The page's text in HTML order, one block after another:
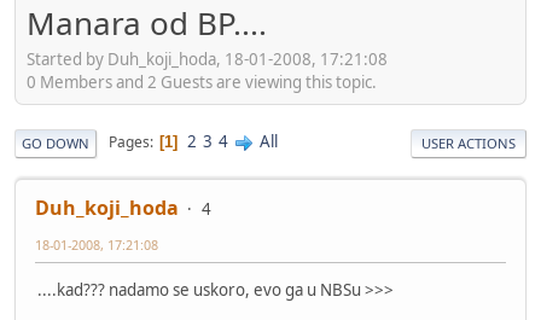
Manara od BP....
Started by Duh_koji_hoda, 18-01-2008, 17:21:08
0 Members and 2 Guests are viewing this topic.
GO DOWN Pages 1 2 3 4 All USER ACTIONS
Duh_koji_hoda 4
18-01-2008, 17:21:08
....kad??? nadamo se uskoro, evo ga u NBSu >>>